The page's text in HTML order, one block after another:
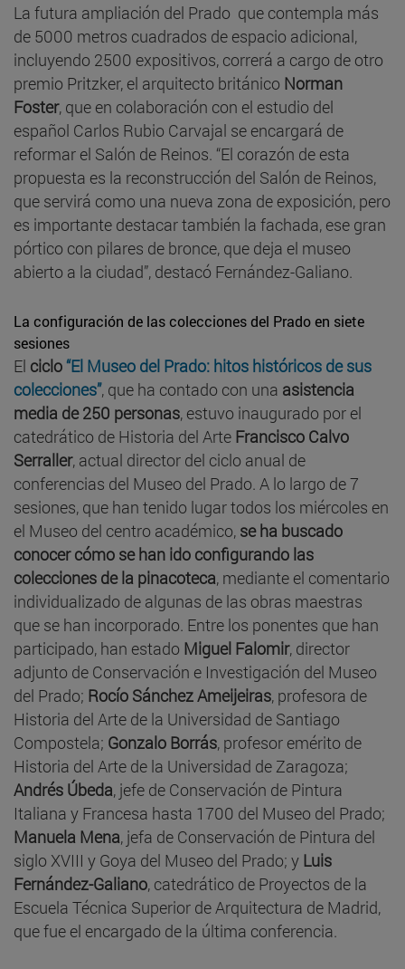
La futura ampliación del Prado que contempla más
de 5000 metros cuadrados de espacio adicional,
incluyendo 2500 expositivos, correrá a cargo de otro
premio Pritzker, el arquitecto británico Norman
Foster, que en colaboración con el estudio del
español Carlos Rubio Carvajal se encargará de
reformar el Salón de Reinos. “El corazón de esta
propuesta es la reconstrucción del Salón de Reinos,
que servirá como una nueva zona de exposición, pero
es importante destacar también la fachada, ese gran
pórtico con pilares de bronce, que deja el museo
abierto a la ciudad”, destacó Fernández-Galiano.
La configuración de las colecciones del Prado en siete
sesiones
El ciclo“El Museo del Prado: hitos históricos de sus
colecciones”, que ha contado con una asistencia
media de 250 personas, estuvo inaugurado por el
catedrático de Historia del Arte Francisco Calvo
Serraller, actual director del ciclo anual de
conferencias del Museo del Prado. A lo largo de 7
sesiones, que han tenido lugar todos los miércoles en
el Museo del centro académico, se ha buscado
conocer cómo se han ido configurando las
colecciones de la pinacoteca, mediante el comentario
individualizado de algunas de las obras maestras
que se han incorporado. Entre los ponentes que han
participado, han estado Miguel Falomir, director
adjunto de Conservación e Investigación del Museo
del Prado; Rocío Sánchez Ameijeiras, profesora de
Historia del Arte de la Universidad de Santiago
Compostela; Gonzalo Borrás, profesor emérito de
Historia del Arte de la Universidad de Zaragoza;
Andrés Úbeda, jefe de Conservación de Pintura
Italiana y Francesa hasta 1700 del Museo del Prado;
Manuela Mena, jefa de Conservación de Pintura del
siglo XVIII y Goya del Museo del Prado; y Luis
Fernández-Galiano, catedrático de Proyectos de la
Escuela Técnica Superior de Arquitectura de Madrid,
que fue el encargado de la última conferencia.